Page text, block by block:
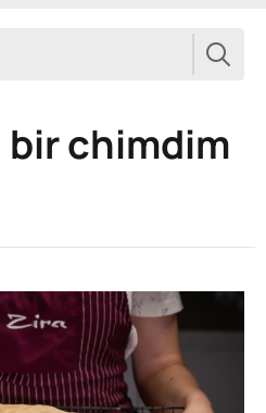
bir chimdim